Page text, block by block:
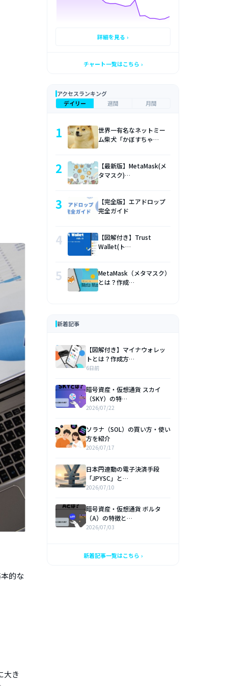
的な
大き
詳細を見る ›
チャート一覧はこちら ›
アクセスランキング
デイリー
週間 月間
1
世界一有名なネットミー
ム柴犬「かぼすちゃ…
2
【最新版】MetaMask(メ
タマスク)…
3
【完全版】エアドロップ
完全ガイド
4
【図解付き】Trust
Wallet(ト…
5
MetaMask（メタマスク）
とは？作成…
新着記事
【図解付き】マイナウォレッ
トとは？作成方…
6日前
暗号資産・仮想通貨 スカイ
（SKY）の特…
2026/07/22
ソラナ（SOL）の買い方・使い
方を紹介
2026/07/17
日本円連動の電子決済手段
「JPYSC」と…
2026/07/10
暗号資産・仮想通貨 ボルタ
（A）の特徴と…
2026/07/03
新着記事一覧はこちら ›